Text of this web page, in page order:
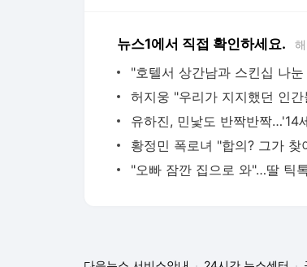
뉴스1에서 직접 확인하세요.